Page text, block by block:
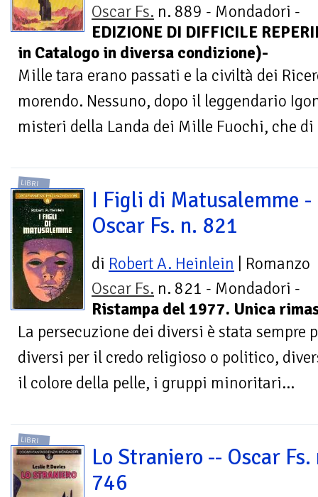
Oscar Fs. n. 889 - Mondadori -
EDIZIONE DI DIFFICILE
in Catalogo in diversa condizione)-
Mille tara erano passati e la civiltà dei
morendo. Nessuno, dopo il leggendario
misteri della Landa dei Mille Fuochi, che
LIBRI
I Figli di Matusalemme -
Oscar Fs. n. 821
di Robert A. Heinlein | Romanzo
Oscar Fs. n. 821 - Mondadori -
Ristampa del 1977. Unica
La persecuzione dei diversi è stata
diversi per il credo religioso o politico,
il colore della pelle, i gruppi minoritari...
LIBRI
Lo Straniero -- Oscar Fs.
746